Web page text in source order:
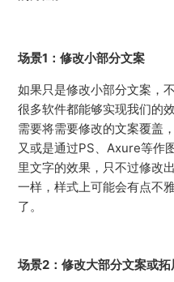
场景1：修改小部分文案
如果只是修改小部分文案，
很多软件都能够实现我们的
需要将需要修改的文案覆盖
又或是通过PS、Axure等作
里文字的效果，只不过修改
一样，样式上可能会有点不
了。
场景2：修改大部分文案或